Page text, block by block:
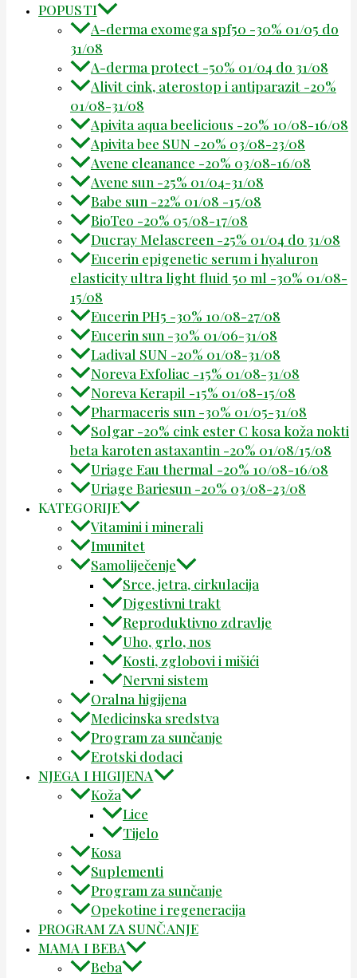
POPUSTI
A-derma exomega spf50 -30% 01/05 do
31/08
A-derma protect -50% 01/04 do 31/08
Alivit cink, aterostop i antiparazit -20%
01/08-31/08
Apivita aqua beelicious -20% 10/08-16/08
Apivita bee SUN -20% 03/08-23/08
Avene cleanance -20% 03/08-16/08
Avene sun -25% 01/04-31/08
Babe sun -22% 01/08 -15/08
BioTeo -20% 05/08-17/08
Ducray Melascreen -25% 01/04 do 31/08
Eucerin epigenetic serum i hyaluron
elasticity ultra light fluid 50 ml -30% 01/08-
15/08
Eucerin PH5 -30% 10/08-27/08
Eucerin sun -30% 01/06-31/08
Ladival SUN -20% 01/08-31/08
Noreva Exfoliac -15% 01/08-31/08
Noreva Kerapil -15% 01/08-15/08
Pharmaceris sun -30% 01/05-31/08
Solgar -20% cink ester C kosa koža nokti
beta karoten astaxantin -20% 01/08/15/08
Uriage Eau thermal -20% 10/08-16/08
Uriage Bariesun -20% 03/08-23/08
KATEGORIJE
Vitamini i minerali
Imunitet
Samoliječenje
Srce, jetra, cirkulacija
Digestivni trakt
Reproduktivno zdravlje
Uho, grlo, nos
Kosti, zglobovi i mišići
Nervni sistem
Oralna higijena
Medicinska sredstva
Program za sunčanje
Erotski dodaci
NJEGA I HIGIJENA
Koža
Lice
Tijelo
Kosa
Suplementi
Program za sunčanje
Opekotine i regeneracija
PROGRAM ZA SUNČANJE
MAMA I BEBA
Beba